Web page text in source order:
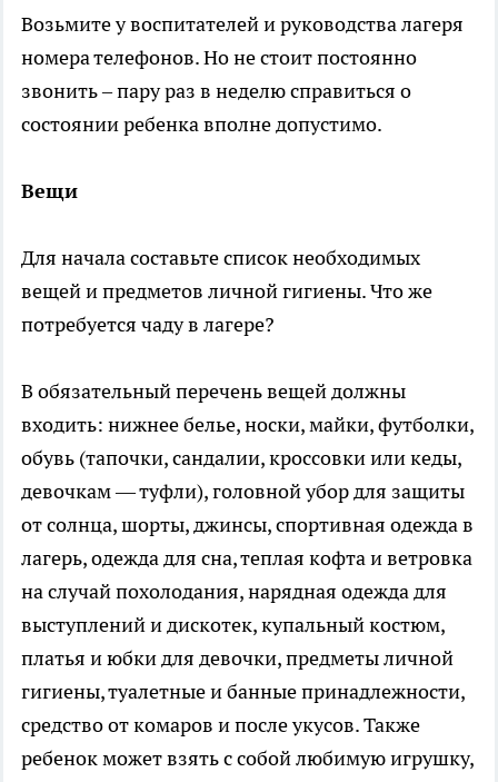
Возьмите у воспитателей и руководства лагеря
номера телефонов. Но не стоит постоянно
звонить – пару раз в неделю справиться о
состоянии ребенка вполне допустимо.
Вещи
Для начала составьте список необходимых
вещей и предметов личной гигиены. Что же
потребуется чаду в лагере?
В обязательный перечень вещей должны
входить: нижнее белье, носки, майки, футболки,
обувь (тапочки, сандалии, кроссовки или кеды,
девочкам — туфли), головной убор для защиты
от солнца, шорты, джинсы, спортивная одежда в
лагерь, одежда для сна, теплая кофта и ветровка
на случай похолодания, нарядная одежда для
выступлений и дискотек, купальный костюм,
платья и юбки для девочки, предметы личной
гигиены, туалетные и банные принадлежности,
средство от комаров и после укусов. Также
ребенок может взять с собой любимую игрушку,